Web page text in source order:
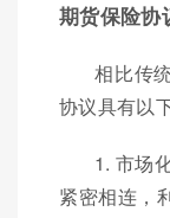
期货保险协
相比传
协议具有以
1. 市场
紧密相连，